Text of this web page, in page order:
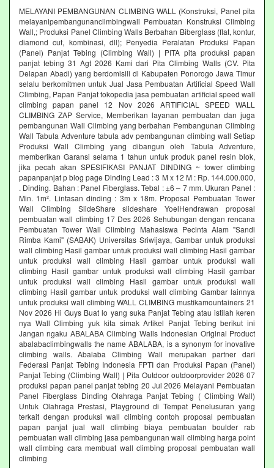
MELAYANI PEMBANGUNAN CLIMBING WALL (Konstruksi, Panel pita
melayanipembangunanclimbingwall Pembuatan Konstruksi Climbing
Wall,; Produksi Panel Climbing Walls Berbahan Biberglass (flat, kontur,
diamond cut, kombinasi, dll); Penyedia Peralatan Produksi Papan
(Panel) Panjat Tebing (Climbing Wall) | PITA pita produksi papan
panjat tebing 31 Agt 2026 Kami dari Pita Climbing Walls (CV. Pita
Delapan Abadi) yang berdomisili di Kabupaten Ponorogo Jawa Timur
selalu berkomitmen untuk Jual Jasa Pembuatan Artificial Speed Wall
Climbing, Papan Panjat tokopedia jasa pembuatan artificial speed wall
climbing papan panel 12 Nov 2026 ARTIFICIAL SPEED WALL
CLIMBING ZAP Service, Memberikan layanan pembuatan dan juga
pembangunan Wall Climbing yang berbahan Pembangunan Climbing
Wall Tabula Adventure tabula adv pembangunan climbing wall Setiap
Produksi Wall Climbing yang dibangun oleh Tabula Adventure,
memberikan Garansi selama 1 tahun untuk produk panel resin blok,
jika pecah akan SPESIFIKASI PANJAT DINDING ~ tower climbing
papanpanjat p blog page Dinding Lead : 3 M x 12 M : Rp. 144.000.000,
. Dinding. Bahan : Panel Fiberglass. Tebal : ±6 – 7 mm. Ukuran Panel :
Min. 1m². Lintasan dinding : 3m x 18m. Proposal Pembuatan Tower
Wall Climbing SlideShare slideshare YoelHendrawan proposal
pembuatan wall climbing 17 Des 2026 Sehubungan dengan rencana
Pembuatan Tower Wall Climbing Mahasiswa Pecinta Alam "Sandi
Rimba Kami" (SABAK) Universitas Sriwijaya, Gambar untuk produksi
wall climbing Hasil gambar untuk produksi wall climbing Hasil gambar
untuk produksi wall climbing Hasil gambar untuk produksi wall
climbing Hasil gambar untuk produksi wall climbing Hasil gambar
untuk produksi wall climbing Hasil gambar untuk produksi wall
climbing Hasil gambar untuk produksi wall climbing Gambar lainnya
untuk produksi wall climbing WALL CLIMBING mustikamountainers 21
Nov 2026 Hi Guys Buat lo yang suka Panjat Tebing atau istilah keren
nya Wall Climbing yuk kita simak Artikel Panjat Tebing berikut ini
Jangan ngaku ABALABA Climbing Walls Indonesian Original Product
abalabaclimbingwalls the name ABALABA, is a synonym for inovative
climbing walls. Abalaba Climbing Wall merupakan partner dari
Federasi Panjat Tebing Indonesia FPTI dan Produksi Papan (Panel)
Panjat Tebing (Climbing Wall) | Pita Outdoor outdoorprovider 2026 07
produksi papan panel panjat tebing 20 Jul 2026 Melayani Pembuatan
Panel Fiberglass Dinding Olahraga Panjat Tebing ( Climbing Wall)
Untuk Olahraga Prestasi, Playground di Tempat Penelusuran yang
terkait dengan produksi wall climbing contoh proposal pembuatan
papan panjat jual wall climbing biaya pembuatan boulder rab
pembuatan wall climbing jasa pembangunan wall climbing harga point
wall climbing cara membuat wall climbing proposal pembuatan wall
climbing